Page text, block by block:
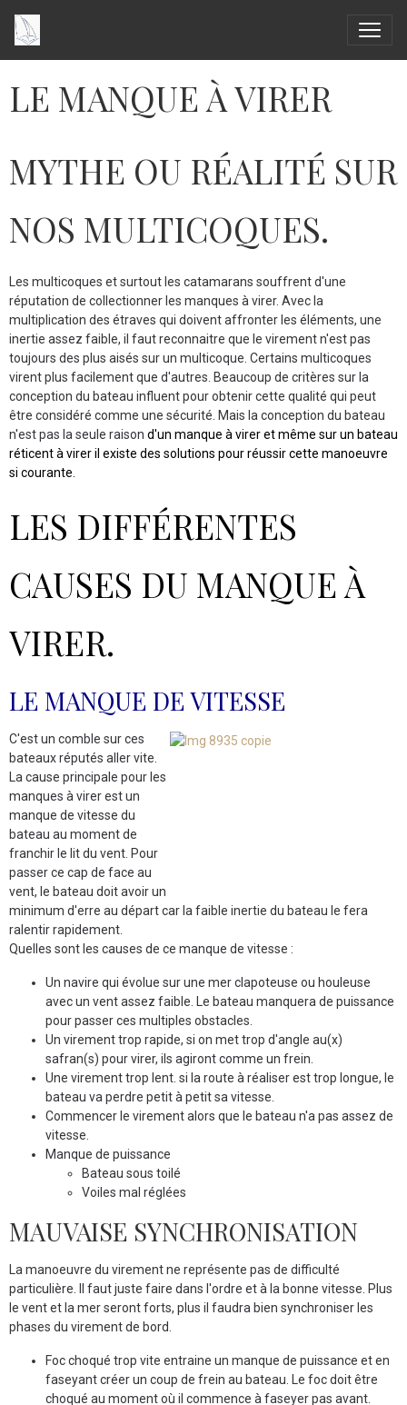
LE MANQUE À VIRER
MYTHE OU RÉALITÉ SUR
NOS MULTICOQUES.
Les multicoques et surtout les catamarans souffrent d'une
réputation de collectionner les manques à virer. Avec la
multiplication des étraves qui doivent affronter les éléments, une
inertie assez faible, il faut reconnaitre que le virement n'est pas
toujours des plus aisés sur un multicoque. Certains multicoques
virent plus facilement que d'autres. Beaucoup de critères sur la
conception du bateau influent pour obtenir cette qualité qui peut
être considéré comme une sécurité. Mais la conception du bateau
n'est pas la seule raison d'un manque à virer et même sur un bateau
réticent à virer il existe des solutions pour réussir cette manoeuvre
si courante.
LES DIFFÉRENTES
CAUSES DU MANQUE À
VIRER.
LE MANQUE DE VITESSE
C'est un comble sur ces
bateaux réputés aller vite.
La cause principale pour les
manques à virer est un
manque de vitesse du
bateau au moment de
franchir le lit du vent. Pour
passer ce cap de face au
vent, le bateau doit avoir un
minimum d'erre au départ car la faible inertie du bateau le fera
ralentir rapidement.
Quelles sont les causes de ce manque de vitesse :
Un navire qui évolue sur une mer clapoteuse ou houleuse
avec un vent assez faible. Le bateau manquera de puissance
pour passer ces multiples obstacles.
Un virement trop rapide, si on met trop d'angle au(x)
safran(s) pour virer, ils agiront comme un frein.
Une virement trop lent. si la route à réaliser est trop longue, le
bateau va perdre petit à petit sa vitesse.
Commencer le virement alors que le bateau n'a pas assez de
vitesse.
Manque de puissance
Bateau sous toilé
Voiles mal réglées
MAUVAISE SYNCHRONISATION
La manoeuvre du virement ne représente pas de difficulté
particulière. Il faut juste faire dans l'ordre et à la bonne vitesse. Plus
le vent et la mer seront forts, plus il faudra bien synchroniser les
phases du virement de bord.
Foc choqué trop vite entraine un manque de puissance et en
faseyant créer un coup de frein au bateau. Le foc doit être
choqué au moment où il commence à faseyer pas avant.